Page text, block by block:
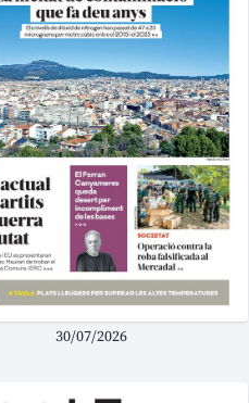
30/07/2026